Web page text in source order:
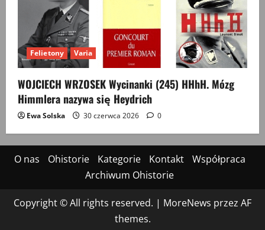
Felietony Varia
WOJCIECH WRZOSEK Wycinanki (245) HHhH. Mózg
Himmlera nazywa się Heydrich
Ewa Solska 30 czerwca 2026 0
O nas Ohistorie Kategorie Kontakt
Współpraca
Archiwum Ohistorie
Copyright © All rights reserved. | MoreNews przez AF
themes.